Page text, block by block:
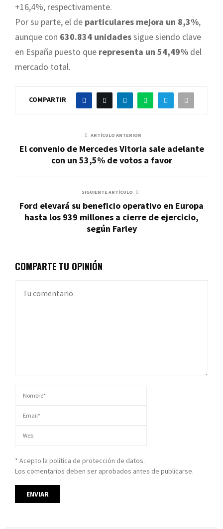
+16,4%, respectivamente.
Por su parte, el de particulares mejora un 8,3%,
aunque con 630.834 unidadessigue siendo clave
en España puesto que representa un 54,49% del
mercado total.
COMPARTIR
ARTÍCULO ANTERIOR
El convenio de Mercedes Vitoria sale adelante
con un 53,5% de votos a favor
SIGUIENTE ARTÍCULO
Ford elevará su beneficio operativo en Europa
hasta los 939 millones a cierre de ejercicio,
según Farley
COMPARTE TU OPINIÓN
* Acepto la política de protección de datos.
Los comentarios deben ser aprobados antes de publicarse.